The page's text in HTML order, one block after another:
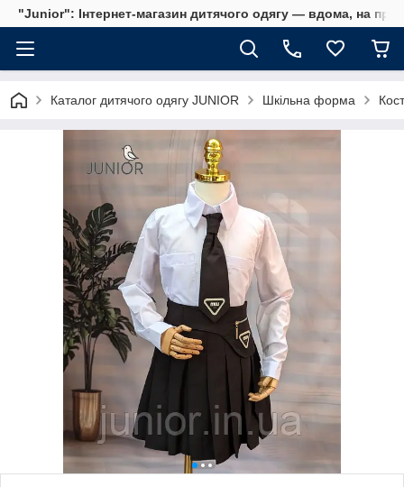
"Junior": Інтернет-магазин дитячого одягу — вдома, на
Каталог дитячого одягу JUNIOR Шкільна форма